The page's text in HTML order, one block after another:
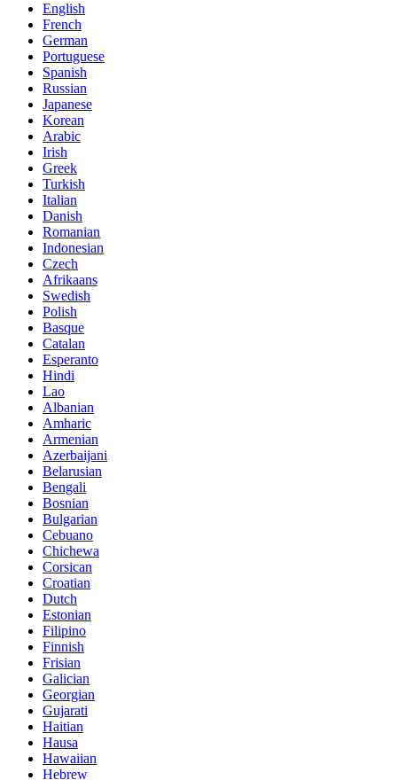
English
French
German
Portuguese
Spanish
Russian
Japanese
Korean
Arabic
Irish
Greek
Turkish
Italian
Danish
Romanian
Indonesian
Czech
Afrikaans
Swedish
Polish
Basque
Catalan
Esperanto
Hindi
Lao
Albanian
Amharic
Armenian
Azerbaijani
Belarusian
Bengali
Bosnian
Bulgarian
Cebuano
Chichewa
Corsican
Croatian
Dutch
Estonian
Filipino
Finnish
Frisian
Galician
Georgian
Gujarati
Haitian
Hausa
Hawaiian
Hebrew